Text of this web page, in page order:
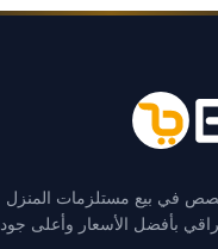
في بيع مستلزمات المنزل
بأفضل الأسعار وأعلى